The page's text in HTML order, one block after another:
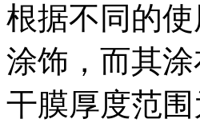
根据不同的
涂饰，而其
干膜厚度范